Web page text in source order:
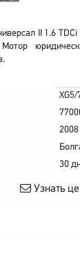
II 1.6
XG5/
2008
30
Узнать